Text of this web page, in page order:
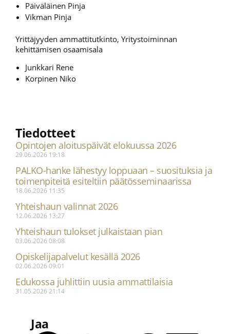
Päiväläinen Pinja
Vikman Pinja
Yrittäjyyden ammattitutkinto, Yritystoiminnan
kehittämisen osaamisala
Junkkari Rene
Korpinen Niko
Tiedotteet
Opintojen aloituspäivät elokuussa 2026
29.06.2026 19:18
PALKO-hanke lähestyy loppuaan – suosituksia ja
toimenpiteitä esiteltiin päätösseminaarissa
18.06.2026 11:35
Yhteishaun valinnat 2026
12.06.2026 13:27
Yhteishaun tulokset julkaistaan pian
03.06.2026 08:08
Opiskelijapalvelut kesällä 2026
02.06.2026 09:01
Edukossa juhlittiin uusia ammattilaisia
31.05.2026 21:14
Jaa